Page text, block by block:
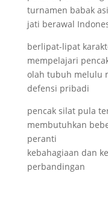
turnamen babak
jati berawal
berlipat-lipat
mempelajari
olah tubuh melulu
defensi pribadi
pencak silat pula
membutuhkan
peranti
kebahagiaan dan
perbandingan